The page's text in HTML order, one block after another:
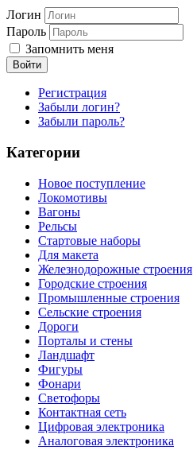
Логин
Пароль
Запомнить меня
Войти
Регистрация
Забыли логин?
Забыли пароль?
Категории
Новое поступление
Локомотивы
Вагоны
Рельсы
Стартовые наборы
Для макета
Железнодорожные строения
Городские строения
Промышленные строения
Сельские строения
Дороги
Порталы и стены
Ландшафт
Фигуры
Фонари
Светофоры
Контактная сеть
Цифровая электроника
Аналоговая электроника